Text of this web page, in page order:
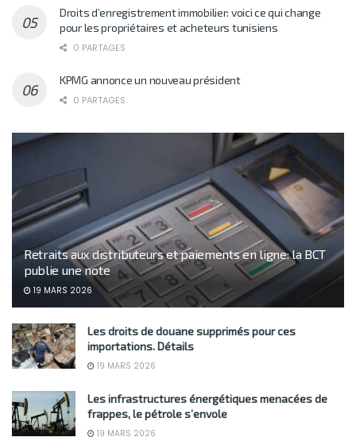
Droits d’enregistrement immobilier: voici ce qui change
pour les propriétaires et acheteurs tunisiens
0 PARTAGES
KPMG annonce un nouveau président
0 PARTAGES
Retraits aux distributeurs et paiements en ligne: la BCT
publie une note
19 MARS 2026
Les droits de douane supprimés pour ces
importations. Détails
19 MARS 2026
Les infrastructures énergétiques menacées de
frappes, le pétrole s’envole
19 MARS 2026